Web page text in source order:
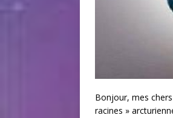
Bonjour, mes
racines »